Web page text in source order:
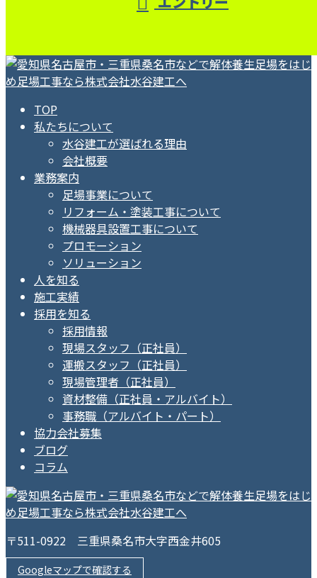
TOP
私たちについて
水谷建工が選ばれる理由
会社概要
業務案内
足場事業について
リフォーム・塗装工事について
機械器具設置工事について
プロモーション
ソリューション
人を知る
施工実績
採用を知る
採用情報
現場スタッフ（正社員）
運搬スタッフ（正社員）
現場管理者（正社員）
資材整備（正社員・アルバイト）
事務職（アルバイト・パート）
協力会社募集
ブログ
コラム
〒511-0922 三重県桑名市大字西金井605
Googleマップで確認する